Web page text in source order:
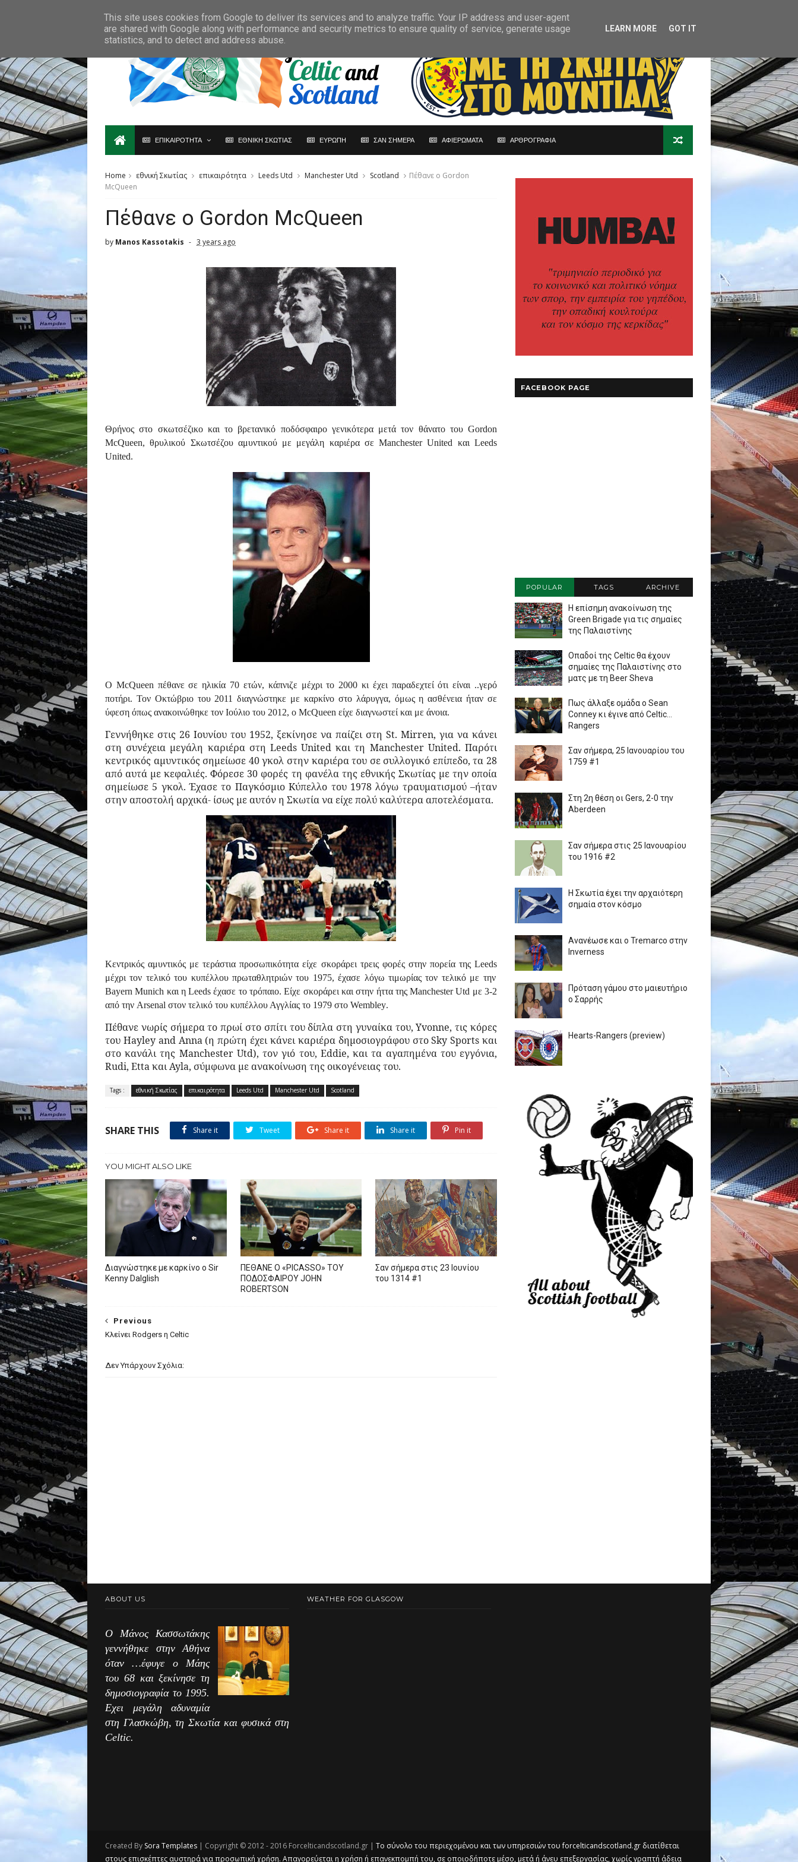
ΕΠΙΚΑΙΡΟΤΗΤΑ ΕΘΝΙΚΗ ΣΚΩΤΙΑΣ ΕΥΡΩΠΗ ΣΑΝ ΣΗΜΕΡΑ ΑΦΙΕΡΩΜΑΤΑ ΑΡΘΡΟΓΡΑΦΙΑ
Home εθνική Σκωτίας επικαιρότητα Leeds Utd Manchester Utd Scotland
Πέθανε ο Gordon
McQueen
Πέθανε ο Gordon McQueen
by Manos Kassotakis 3 years ago
Θρήνος στο σκωτσέζικο και το βρετανικό ποδόσφαιρο γενικότερα μετά τον θάνατο του Gordon
McQueen, θρυλικού Σκωτσέζου αμυντικού με μεγάλη καριέρα σε Manchester United και Leeds
United.
Ο McQueen πέθανε σε ηλικία 70 ετών, κάπνιζε μέχρι το 2000 κι έχει παραδεχτεί ότι είναι ..γερό
ποτήρι. Τον Οκτώβριο του 2011 διαγνώστηκε με καρκίνο στο λάρυγγα, όμως η ασθένεια ήταν σε
ύφεση όπως ανακοινώθηκε τον Ιούλιο του 2012, ο McQueen είχε διαγνωστεί και με άνοια.
Γεννήθηκε στις 26 Ιουνίου του 1952, ξεκίνησε να παίζει στη St. Mirren, για να κάνει
στη συνέχεια μεγάλη καριέρα στη Leeds United και τη Manchester United. Παρότι
κεντρικός αμυντικός σημείωσε 40 γκολ στην καριέρα του σε συλλογικό επίπεδο, τα 28
από αυτά με κεφαλιές. Φόρεσε 30 φορές τη φανέλα της εθνικής Σκωτίας με την οποία
σημείωσε 5 γκολ. Έχασε το Παγκόσμιο Κύπελλο του 1978 λόγω τραυματισμού –ήταν
στην αποστολή αρχικά- ίσως με αυτόν η Σκωτία να είχε πολύ καλύτερα αποτελέσματα.
Κεντρικός αμυντικός με τεράστια προσωπικότητα είχε σκοράρει τρεις φορές στην πορεία της Leeds
μέχρι τον τελικό του κυπέλλου πρωταθλητριών του 1975, έχασε λόγω τιμωρίας τον τελικό με την
Bayern Munich και ηLeeds έχασε το τρόπαιο.Είχε σκοράρει και στην ήττα τηςManchester Utd με 3-2
από την Arsenal στον τελικό του κυπέλλου Αγγλίας το 1979 στο Wembley.
Πέθανε νωρίς σήμερα το πρωί στο σπίτι του δίπλα στη γυναίκα του,Yvonne, τις κόρες
του Hayley and Anna(η πρώτη έχει κάνει καριέρα δημοσιογράφου στο Sky Sports και
στο κανάλι της Manchester Utd), τον γιό του, Eddie, και τα αγαπημένα του εγγόνια,
Rudi, EttaκαιAyla, σύμφωνα με ανακοίνωση της οικογένειας του.
Tags : εθνική Σκωτίας επικαιρότητα Leeds Utd Manchester Utd Scotland
SHARE THIS Share it Tweet Share it Share it Pin it
YOU MIGHT ALSO LIKE
Διαγνώστηκε με καρκίνο ο Sir
Kenny Dalglish
ΠΕΘΑΝΕ Ο «PICASSO» TOY
ΠΟΔΟΣΦΑΙΡΟΥ JOHN
ROBERTSON
Σαν σήμερα στις 23 Ιουνίου
του 1314 #1
Previous
Κλείνει Rodgers η Celtic
Δεν Υπάρχουν Σχόλια:
FACEBOOK PAGE
POPULAR TAGS ARCHIVE
Η επίσημη ανακοίνωση της
Green Brigade για τις σημαίες
της Παλαιστίνης
Οπαδοί της Celtic θα έχουν
σημαίες της Παλαιστίνης στο
ματς με τη Beer Sheva
Πως άλλαξε ομάδα ο Sean
Conney κι έγινε από Celtic...
Rangers
Σαν σήμερα, 25 Ιανουαρίου του
1759 #1
Στη 2η θέση οι Gers, 2-0 την
Aberdeen
Σαν σήμερα στις 25 Ιανουαρίου
του 1916 #2
Η Σκωτία έχει την αρχαιότερη
σημαία στον κόσμο
Ανανέωσε και ο Tremarco στην
Inverness
Πρόταση γάμου στο μαιευτήριο
ο Σαρρής
Hearts-Rangers (preview)
ABOUT US
Ο Μάνος Κασσωτάκης
γεννήθηκε στην Αθήνα
όταν …έφυγε ο Μάης
του 68 και ξεκίνησε τη
δημοσιογραφία το 1995.
Εχει μεγάλη αδυναμία
στη Γλασκώβη, τη Σκωτία και φυσικά στη
Celtic.
WEATHER FOR GLASGOW
Created By Sora Templates | Copyright © 2012 - 2016 Forcelticandscotland.gr | Το σύνολο του περιεχομένου και των υπηρεσιών του forcelticandscotland.gr διατίθεται
στους επισκέπτες αυστηρά για προσωπική χρήση. Απαγορεύεται η χρήση ή επανεκπομπή του, σε οποιοδήποτε μέσο, μετά ή άνευ επεξεργασίας, χωρίς γραπτή άδεια
This site uses cookies from Google to deliver its services and to analyze traffic. Your IP address and user-agent
are shared with Google along with performance and security metrics to ensure quality of service, generate usage
statistics, and to detect and address abuse.
LEARN MORE GOT IT